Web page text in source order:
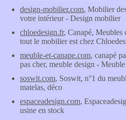
design-mobilier.com, Mobilier
votre intérieur - Design mobilier
chloedesign.fr, Canapé, Meubles
tout le mobilier est chez
meuble-et-canape.com, canapé
pas cher, meuble design -
soswit.com, Soswit, n°1 du
matelas, déco
espaceadesign.com,
usine en stock